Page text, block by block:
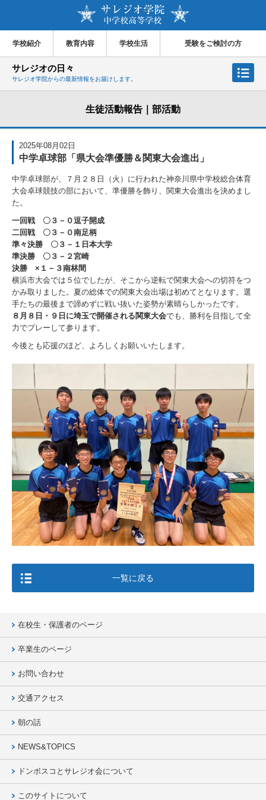
学校紹介 教育内容 学校生活 受験をご検討の方
サレジオの日々
サレジオ学院からの最新情報をお届けします。
生徒活動報告｜部活動
2025年08月02日
中学卓球部「県大会準優勝＆関東大会進出」
中学卓球部が、７月２８日（火）に行われた神奈川県中学校総合体育
大会卓球競技の部において、準優勝を飾り、関東大会進出を決めまし
た。
一回戦 〇３－０逗子開成
二回戦 〇３－０南足柄
準々決勝 〇３－１日本大学
準決勝 〇３－２宮崎
決勝 ×１－３南林間
横浜市大会では５位でしたが、そこから逆転で関東大会への切符をつ
かみ取りました。夏の総体での関東大会出場は初めてとなります。選
手たちの最後まで諦めずに戦い抜いた姿勢が素晴らしかったです。
８月８日・９日に埼玉で開催される関東大会でも、勝利を目指して全
力でプレーして参ります。
今後とも応援のほど、よろしくお願いいたします。
一覧に戻る
在校生・保護者のページ
卒業生のページ
お問い合わせ
交通アクセス
朝の話
NEWS&TOPICS
ドンボスコとサレジオ会について
このサイトについて